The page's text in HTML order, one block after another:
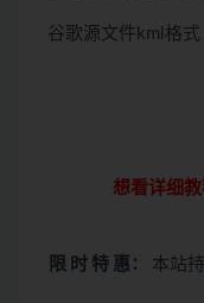
谷歌源文件kml格式
想看详细
限 时 特 惠： 本站